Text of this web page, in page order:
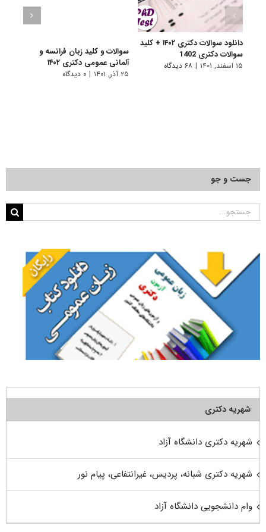
دانلود سوالات دکتری ۱۴۰۲ + کلید
سوالات دکتری 1402
۱۵ اسفند, ۱۴۰۱ | ۶۸ دیدگاه
سوالات و کلید زبان فرانسه و
آلمانی عمومی دکتری ۱۴۰۲
۲۵ آذر, ۱۴۰۱ | ۰ دیدگاه
جست و جو
جستجو
شهریه دکتری
شهریه دکتری دانشگاه آزاد
شهریه دکتری شبانه، پردیس، غیرانتفاعی، پیام نور
وام دانشجویی دانشگاه آزاد